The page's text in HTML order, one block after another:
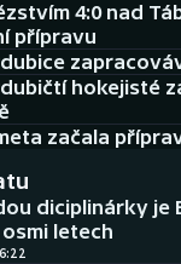
4:0 nad
přípravu
hokejisté
začala
diciplinárky je
letech